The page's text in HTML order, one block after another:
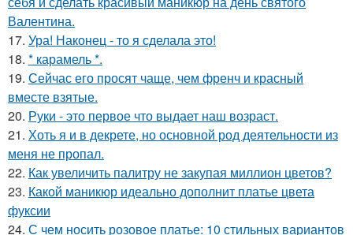
Валентина.
17. Ура! Наконец - то я сделала это!
18. * карамель *.
19. Сейчас его просят чаще, чем френч и красный
вместе взятые.
20. Руки - это первое что выдает наш возраст.
21. Хоть я и в декрете, но основной род деятельности из
меня не пропал.
22. Как увеличить палитру не закупая миллион цветов?
23. Какой маникюр идеально дополнит платье цвета
фуксии
24. С чем носить розовое платье: 10 стильных вариантов